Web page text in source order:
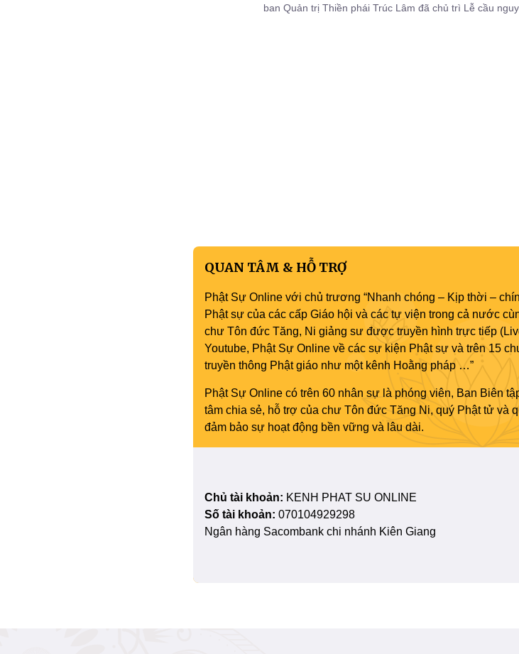
ban Quản trị Thiền phái Trúc Lâm đã chủ trì Lễ cầu
QUAN TÂM & HỖ TRỢ
Phật Sự Online với chủ trương “Nhanh chóng – Kịp thời –
Phật sự của các cấp Giáo hội và các tự viện trong cả nước
chư Tôn đức Tăng, Ni giảng sư được truyền hình trực tiếp
Youtube, Phật Sự Online về các sự kiện Phật sự và trên 15
truyền thông Phật giáo như một kênh Hoằng pháp …”
Phật Sự Online có trên 60 nhân sự là phóng viên, Ban Biên
tâm chia sẻ, hỗ trợ của chư Tôn đức Tăng Ni, quý Phật tử và
đảm bảo sự hoạt động bền vững và lâu dài.
Chủ tài khoản: KENH PHAT SU ONLINE
Số tài khoản: 070104929298
Ngân hàng Sacombank chi nhánh Kiên Giang